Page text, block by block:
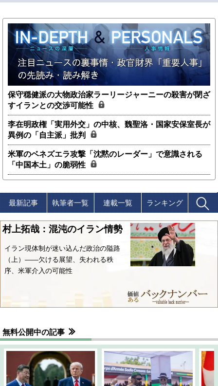
保守穏健派の大物政治家ラーリージャーニーの殺害が閉ざ
すイランとの交渉可能性
李在明政権「実用外交」の中核、魏聖洛・国家安保室長が
異例の「自主派」批判
米軍のベネズエラ攻撃「沈黙のレーダー」で意識される
「中国本土」の脆弱性
最新記事 執筆者一覧 連載一覧 ランキング
村上拓哉：混沌のイラン情勢
イラン現体制が迷い込んだ政治の隘路
（上）――欠ける展望、失われる秩
序、米軍介入の可能性
無料公開中の記事